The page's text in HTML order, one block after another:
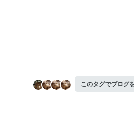
このタグでブログ